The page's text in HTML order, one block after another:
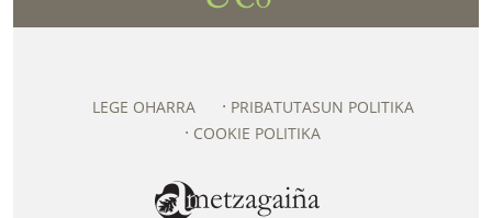
LEGE OHARRA
PRIBATUTASUN POLITIKA
COOKIE POLITIKA